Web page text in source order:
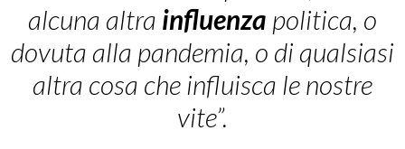
alcuna altra influenza politica, o
dovuta alla pandemia, o di qualsiasi
altra cosa che influisca le nostre
vite”.